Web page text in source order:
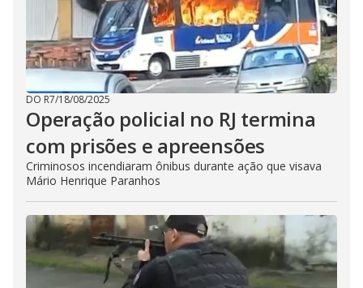
DO R7/18/08/2025
Operação policial no RJ termina
com prisões e apreensões
Criminosos incendiaram ônibus durante ação que visava
Mário Henrique Paranhos